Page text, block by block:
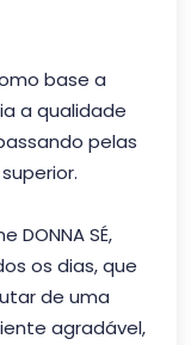
base a
a qualidade
pelas
DONNA SÉ,
os dias, que
de uma
agradável,